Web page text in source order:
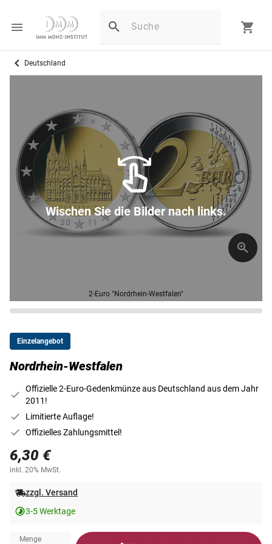
Deutschland
2-Euro "Nordrhein-Westfalen"
Wischen Sie die Bilder nach links.
Einzelangebot
Nordrhein-Westfalen
Offizielle 2-Euro-Gedenkmünze aus Deutschland aus dem Jahr
2011!
Limitierte Auflage!
Offizielles Zahlungsmittel!
6,30 €
inkl. 20% MwSt.
zzgl. Versand
3-5 Werktage
Menge